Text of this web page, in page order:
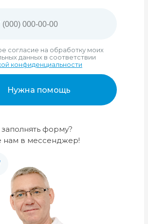
форму?
нам в мессенджер!
согласие на обработку моих
данных в соответствии
конфиденциальности
Нужна помощь